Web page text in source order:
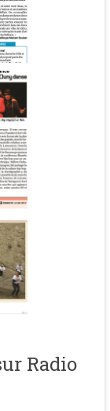
Radio